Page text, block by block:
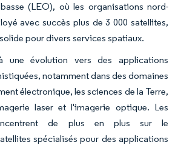
(LEO), où les organisations nord-
avec succès plus de 3 000 satellites,
pour divers services spatiaux.
une évolution vers des applications
notamment dans des domaines
électronique, les sciences de la Terre,
laser et l'imagerie optique. Les
de plus en plus sur le
spécialisés pour des applications